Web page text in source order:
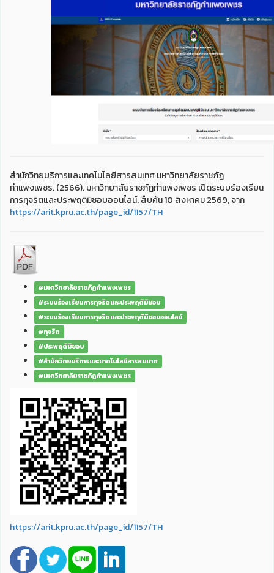
สำนักวิทยบริการและเทคโนโลยีสารสนเทศ มหาวิทยาลัยราชภัฏ
กำแพงเพชร. (2566). มหาวิทยาลัยราชภัฏกำแพงเพชร เปิดระบบร้องเรียน
การทุจริตและประพฤติมิชอบออนไลน์. สืบค้น 10 สิงหาคม 2569, จาก
https://arit.kpru.ac.th/page_id/1157/TH
#มหาวิทยาลัยราชภัฏกำแพงเพชร
#ระบบร้องเรียนการทุจริตและประพฤติมิชอบ
#ระบบร้องเรียนการทุจริตและประพฤติมิชอบออนไลน์
#ทุจริต
#ประพฤติมิชอบ
#สำนักวิทยบริการและเทคโนโลยีสารสนเทศ
#มหาวิทยาลัยราชภัฏกำแพงเพชร
https://arit.kpru.ac.th/page_id/1157/TH